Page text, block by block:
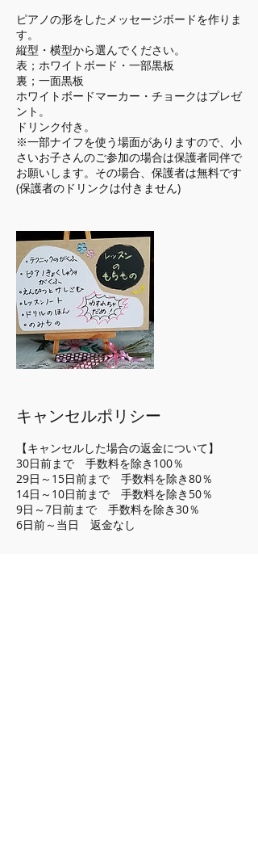
ピアノの形をしたメッセージボードを作りま
す。
縦型・横型から選んでください。
表；ホワイトボード・一部黒板
裏；一面黒板
ホワイトボードマーカー・チョークはプレゼ
ント。
ドリンク付き。
※一部ナイフを使う場面がありますので、小
さいお子さんのご参加の場合は保護者同伴で
お願いします。その場合、保護者は無料です
(保護者のドリンクは付きません)
キャンセルポリシー
【キャンセルした場合の返金について】
30日前まで 手数料を除き100％
29日～15日前まで 手数料を除き80％
14日～10日前まで 手数料を除き50％
9日～7日前まで 手数料を除き30％
6日前～当日 返金なし